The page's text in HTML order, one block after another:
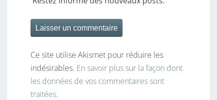
Ce site utilise Akismet pour réduire les
indésirables. En savoir plus sur la façon dont
les données de vos commentaires sont
traitées.